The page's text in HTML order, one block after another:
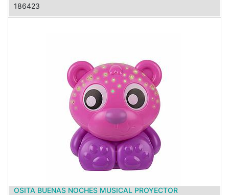
186423
OSITA BUENAS NOCHES MUSICAL PROYECTOR